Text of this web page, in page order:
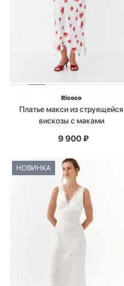
Ricoco
Платье макси из струящейся
вискозы с маками
9 900₽
НОВИНКА